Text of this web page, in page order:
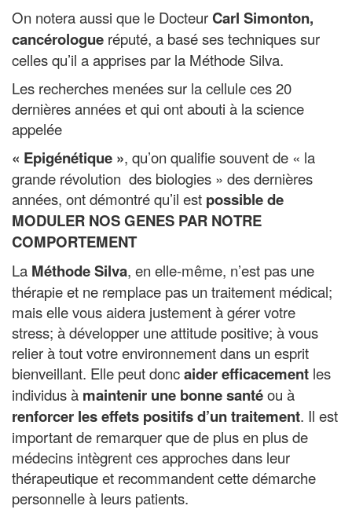
On notera aussi que le DocteurCarl Simonton,
cancérologue réputé, a basé ses techniques sur
celles qu’il a apprises par la Méthode Silva.
Les recherches menées sur la cellule ces 20
dernières années et qui ont abouti à la science
appelée
« Epigénétique », qu’on qualifie souvent de « la
grande révolution des biologies » des dernières
années, ont démontré qu’il est possible de
MODULER NOS GENES PAR NOTRE
COMPORTEMENT
La Méthode Silva, en elle-même, n’est pas une
thérapie et ne remplace pas un traitement médical;
mais elle vous aidera justement à gérer votre
stress; à développer une attitude positive; à vous
relier à tout votre environnement dans un esprit
bienveillant. Elle peut doncaider efficacement les
individus à maintenir une bonne santéou à
renforcer les effets positifs d’un traitement. Il est
important de remarquer que de plus en plus de
médecins intègrent ces approches dans leur
thérapeutique et recommandent cette démarche
personnelle à leurs patients.